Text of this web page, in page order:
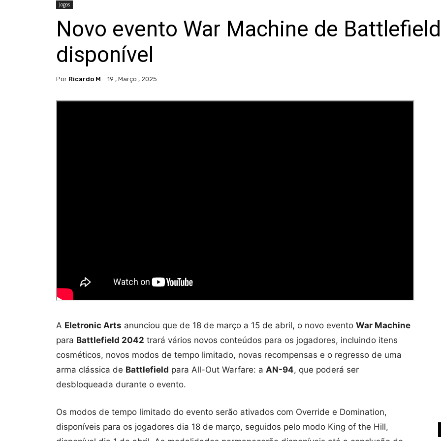
Jogos
Novo evento War Machine de
disponível
Por Ricardo M 19 , Março , 2025
A Eletronic Arts anunciou que de 18 de março a 15 de abril, o novo evento War Machine
para Battlefield 2042 trará vários novos conteúdos para os jogadores, incluindo itens
cosméticos, novos modos de tempo limitado, novas recompensas e o regresso de uma
arma clássica de Battlefield para All-Out Warfare: a AN-94, que poderá ser
desbloqueada durante o evento.
Os modos de tempo limitado do evento serão ativados com Override e Domination,
disponíveis para os jogadores dia 18 de março, seguidos pelo modo King of the Hill,